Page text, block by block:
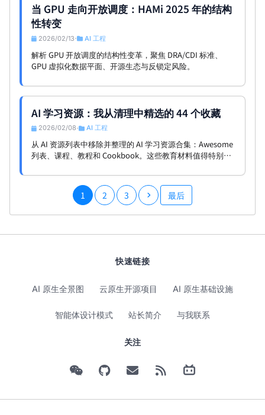
当 GPU 走向开放调度：HAMi 2025 年的结构
性转变
2026/02/13 • AI 工程
解析 GPU 开放调度的结构性变革，聚焦 DRA/CDI 标准、
GPU 虚拟化数据平面、开源生态与反锁定风险。
AI 学习资源：我从清理中精选的 44 个收藏
2026/02/08 • AI 工程
从 AI 资源列表中移除并整理的 AI 学习资源合集：Awesome
列表、课程、教程和 Cookbook。这些教育材料值得特别关
1 2 3 最后
快速链接
AI 原生全景图 云原生开源项目 AI 原生基础设施
智能体设计模式 站长简介 与我联系
关注